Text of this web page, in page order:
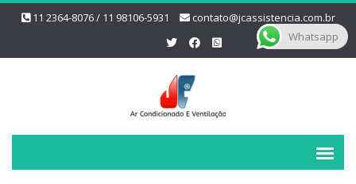
11 2364-8076 / 11 98106-5931 contato@jcassistencia.com.br
Whatsapp